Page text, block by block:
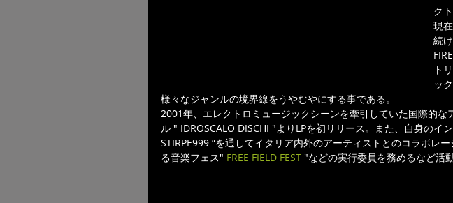
ク
現
続
ト
ッ
様々なジャンルの境界線をうやむやにする事である。
2001年、エレクトロミュージックシーンを牽引していた国際的
ル " IDROSCALO DISCHI "よりLPを初リリース。また、自身のイ
STIRPE999 ”を通してイタリア内外のアーティストとのコラボレ
る音楽フェス" FREE FIELD FEST "などの実行委員を務めるなど活